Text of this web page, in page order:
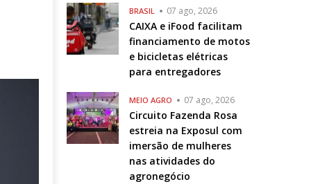
BRASIL 07 ago, 2026
CAIXA e iFood facilitam
financiamento de motos
e bicicletas elétricas
para entregadores
MEIO AGRO 07 ago, 2026
Circuito Fazenda Rosa
estreia na Exposul com
imersão de mulheres
nas atividades do
agronegócio